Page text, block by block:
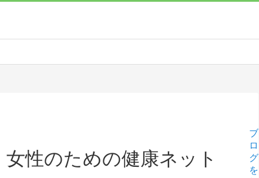
性のための健康ネット
ブ
ロ
グ
を